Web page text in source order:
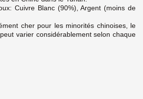
Cuivre Blanc (90%), Argent (moins de
cher pour les minorités chinoises, le
varier considérablement selon chaque